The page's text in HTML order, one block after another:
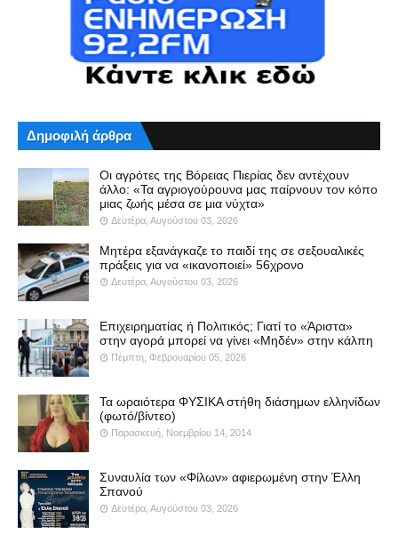
Δημοφιλή άρθρα
Οι αγρότες της Βόρειας Πιερίας δεν αντέχουν
άλλο: «Τα αγριογούρουνα μας παίρνουν τον κόπο
μιας ζωής μέσα σε μια νύχτα»
Δευτέρα, Αυγούστου 03, 2026
Μητέρα εξανάγκαζε το παιδί της σε σεξουαλικές
πράξεις για να «ικανοποιεί» 56χρονο
Δευτέρα, Αυγούστου 03, 2026
Επιχειρηματίας ή Πολιτικός; Γιατί το «Άριστα»
στην αγορά μπορεί να γίνει «Μηδέν» στην κάλπη
Πέμπτη, Φεβρουαρίου 05, 2026
Τα ωραιότερα ΦΥΣΙΚΑ στήθη διάσημων ελληνίδων
(φωτό/βίντεο)
Παρασκευή, Νοεμβρίου 14, 2014
Συναυλία των «Φίλων» αφιερωμένη στην Έλλη
Σπανού
Δευτέρα, Αυγούστου 03, 2026